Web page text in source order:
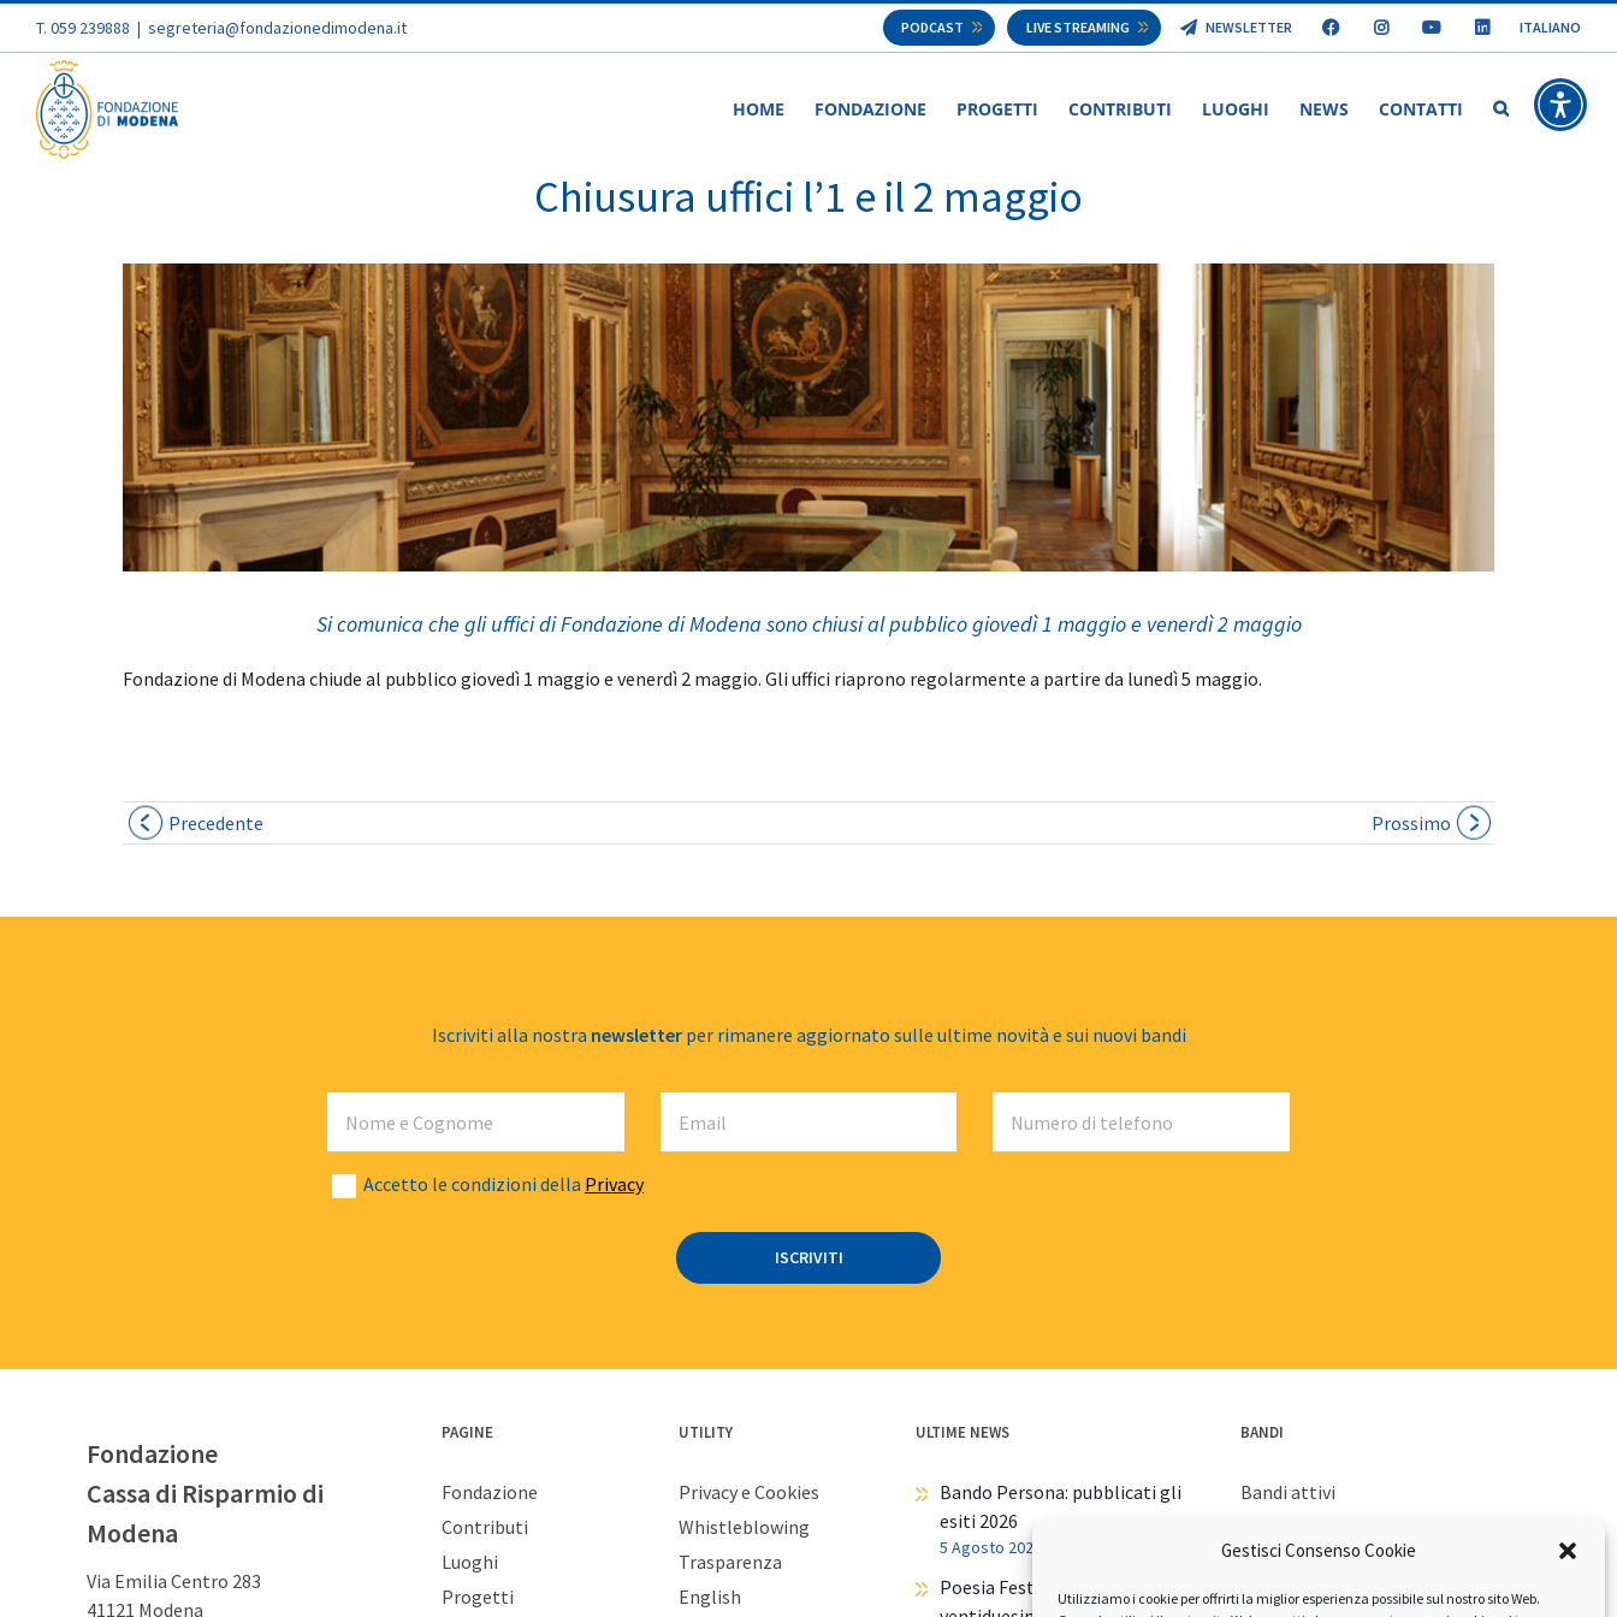
Gestisci Consenso Cookie
Utilizziamo i cookie per offrirti la miglior esperienza possibile sul nostro sito Web.
T. 059 239888 | segreteria@fondazionedimodena.it PODCAST LIVE STREAMING NEWSLETTER ITALIANO
HOME FONDAZIONE PROGETTI CONTRIBUTI LUOGHI NEWS CONTATTI Chiusura Uffici
Chiusura uffici l’1 e il 2 maggio
Si comunica che gli uffici di Fondazione di Modena sono chiusi al pubblico giovedì 1 maggio e venerdì 2 maggio
Fondazione di Modena chiude al pubblico giovedì 1 maggio e venerdì 2 maggio. Gli uffici riaprono regolarmente a partire da lunedì 5 maggio.
Precedente Prossimo
Iscriviti alla nostra newsletterper rimanere aggiornato sulle ultime novità e sui nuovi bandi
Accetto le condizioni della Privacy
Fondazione
Cassa di Risparmio di
Modena
Via Emilia Centro 283
41121 Modena
PAGINE
Fondazione
Contributi
Luoghi
Progetti
UTILITY
Privacy e Cookies
Whistleblowing
Trasparenza
English
ULTIME NEWS
Bando Persona: pubblicati gli
esiti 2026
5 Agosto 2026
Poesia Festival torna con la
BANDI
Bandi attivi